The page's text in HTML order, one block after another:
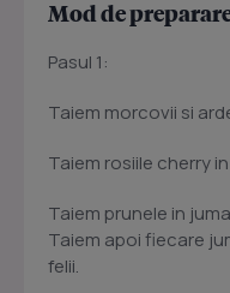
Mod de
Pasul 1:
Taiem morcovii si
Taiem rosiile cherry
Taiem prunele in
Taiem apoi fiecare
felii.